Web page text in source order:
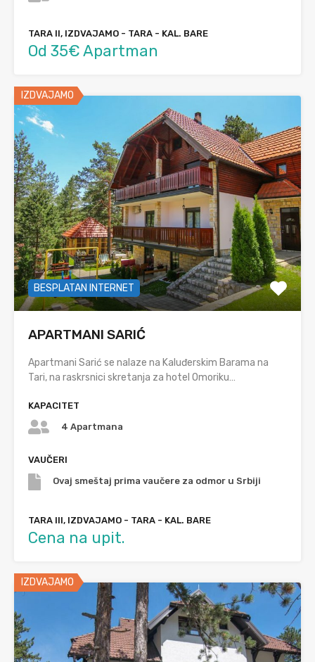
TARA II, IZDVAJAMO - TARA - KAL. BARE
Od 35€ Apartman
IZDVAJAMO
BESPLATAN INTERNET
APARTMANI SARIĆ
Apartmani Sarić se nalaze na Kaluđerskim Barama na
Tari, na raskrsnici skretanja za hotel Omoriku…
KAPACITET
4 Apartmana
VAUČERI
Ovaj smeštaj prima vaučere za odmor u Srbiji
TARA III, IZDVAJAMO - TARA - KAL. BARE
Cena na upit.
IZDVAJAMO